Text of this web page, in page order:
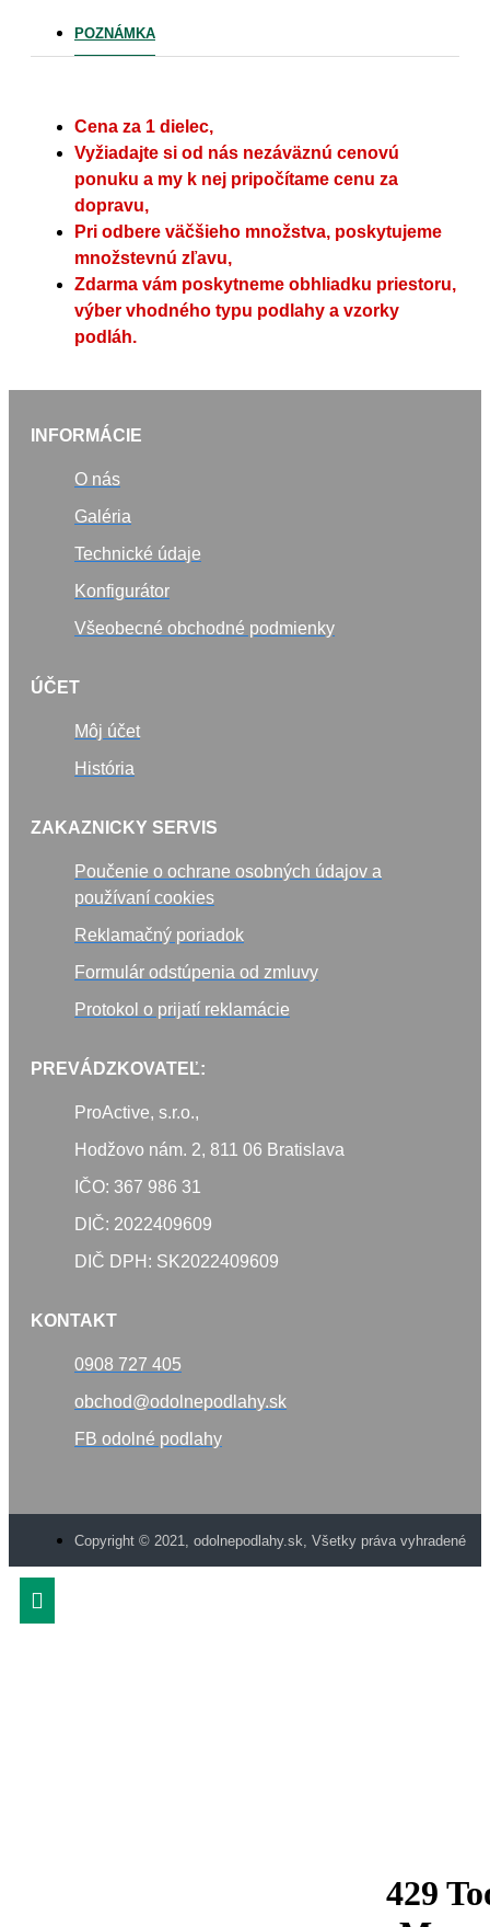
POZNÁMKA
Cena za 1 dielec,
Vyžiadajte si od nás nezáväznú cenovú
ponuku a my k nej pripočítame cenu za
dopravu,
Pri odbere väčšieho množstva, poskytujeme
množstevnú zľavu,
Zdarma vám poskytneme obhliadku priestoru,
výber vhodného typu podlahy a vzorky
podláh.
INFORMÁCIE
O nás
Galéria
Technické údaje
Konfigurátor
Všeobecné obchodné podmienky
ÚČET
Môj účet
História
ZAKAZNICKY SERVIS
Poučenie o ochrane osobných údajov a
používaní cookies
Reklamačný poriadok
Formulár odstúpenia od zmluvy
Protokol o prijatí reklamácie
PREVÁDZKOVATEĽ:
ProActive, s.r.o.,
Hodžovo nám. 2, 811 06 Bratislava
IČO: 367 986 31
DIČ: 2022409609
DIČ DPH: SK2022409609
KONTAKT
0908 727 405
obchod@odolnepodlahy.sk
FB odolné podlahy
Copyright © 2021, odolnepodlahy.sk, Všetky práva vyhradené